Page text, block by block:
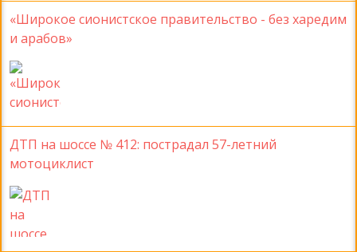
«Широкое сионистское правительство - без харедим
и арабов»
ДТП на шоссе № 412: пострадал 57-летний
мотоциклист